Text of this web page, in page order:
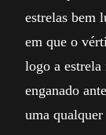
estrelas bem
em que o
logo a
enganado
uma